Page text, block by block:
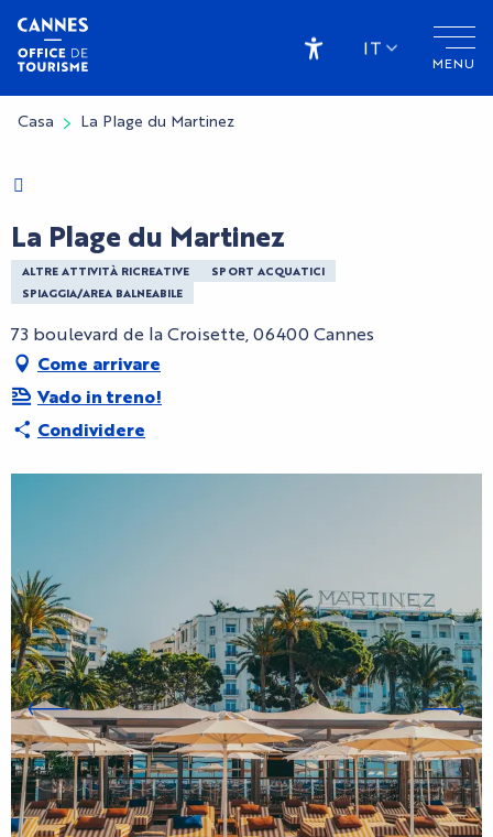
Aller
contenu
principal
MENU
Accessibilité
IT
Casa La Plage du Martinez
La Plage du Martinez
ALTRE ATTIVITÀ RICREATIVE
SPORT ACQUATICI
SPIAGGIA/AREA BALNEABILE
Charte Bienvenue à Cannes
73 boulevard de la Croisette, 06400 Cannes
Come arrivare
Vado in treno!
Condividere